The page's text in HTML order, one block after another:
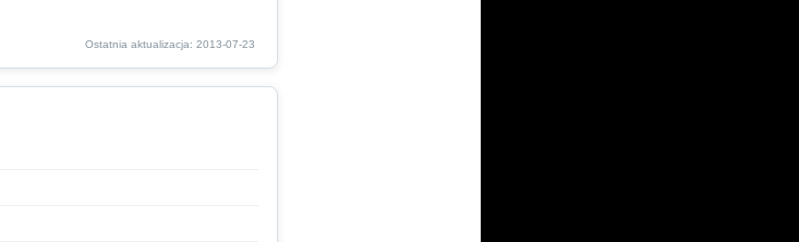
Ostatnia aktualizacja: 2013-07-23